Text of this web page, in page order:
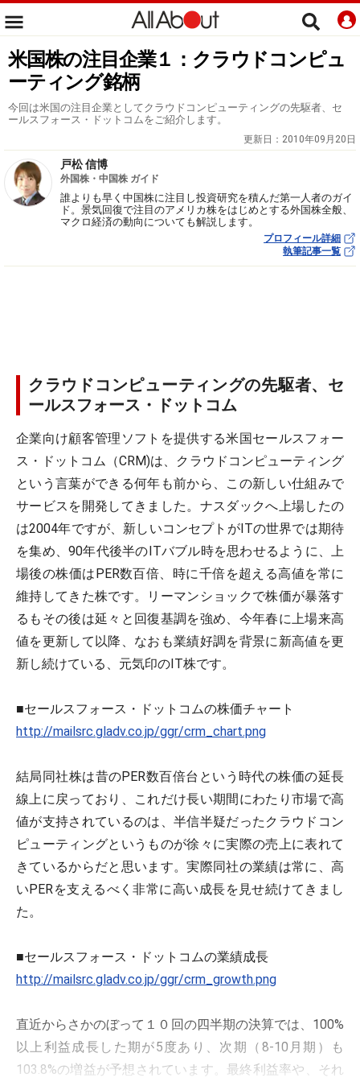
米国株の注目企業１：クラウドコンピュ
ーティング銘柄
今回は米国の注目企業としてクラウドコンピューティングの先駆者、セ
ールスフォース・ドットコムをご紹介します。
更新日： 2010年09月20日
戸松 信博
外国株・中国株 ガイド
誰よりも早く中国株に注目し投資研究を積んだ第一人者のガイ
ド。景気回復で注目のアメリカ株をはじめとする外国株全般、
マクロ経済の動向についても解説します。
プロフィール詳細
執筆記事一覧
クラウドコンピューティングの先駆者、セ
ールスフォース・ドットコム
企業向け顧客管理ソフトを提供する米国セールスフォー
ス・ドットコム（CRM)は、クラウドコンピューティング
という言葉ができる何年も前から、この新しい仕組みで
サービスを開発してきました。ナスダックへ上場したの
は2004年ですが、新しいコンセプトがITの世界では期待
を集め、90年代後半のITバブル時を思わせるように、上
場後の株価はPER数百倍、時に千倍を超える高値を常に
維持してきた株です。リーマンショックで株価が暴落す
るもその後は延々と回復基調を強め、今年春に上場来高
値を更新して以降、なおも業績好調を背景に新高値を更
新し続けている、元気印のIT株です。
■セールスフォース・ドットコムの株価チャート
http://mailsrc.gladv.co.jp/ggr/crm_chart.png
結局同社株は昔のPER数百倍台という時代の株価の延長
線上に戻っており、これだけ長い期間にわたり市場で高
値が支持されているのは、半信半疑だったクラウドコン
ピューティングというものが徐々に実際の売上に表れて
きているからだと思います。実際同社の業績は常に、高
いPERを支えるべく非常に高い成長を見せ続けてきまし
た。
■セールスフォース・ドットコムの業績成長
http://mailsrc.gladv.co.jp/ggr/crm_growth.png
直近からさかのぼって１０回の四半期の決算では、100%
以上利益成長した期が5度あり、次期（8-10月期）も
103.8%の増益が予想されています。最終利益率や、それ